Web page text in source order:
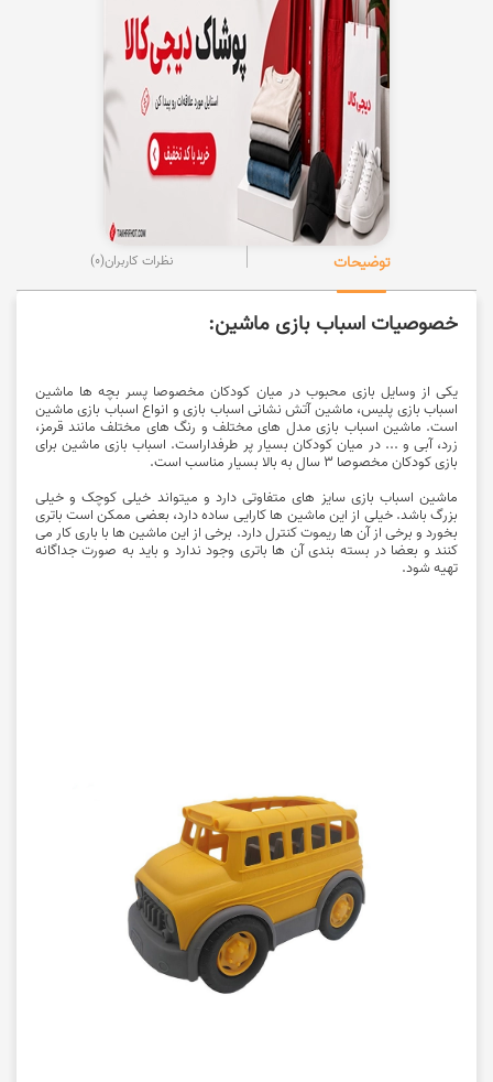
توضیحات نظرات کاربران(0)
خصوصیات اسباب بازی ماشین:
یکی از وسایل بازی محبوب در میان کودکان مخصوصا پسر بچه ها ماشین
اسباب بازی پلیس، ماشین آتش نشانی اسباب بازی و انواع اسباب بازی ماشین
است. ماشین اسباب بازی مدل های مختلف و رنگ های مختلف مانند قرمز،
زرد، آبی و ... در میان کودکان بسیار پر طرفداراست. اسباب بازی ماشین برای
بازی کودکان مخصوصا 3 سال به بالا بسیار مناسب است.
ماشین اسباب بازی سایز های متفاوتی دارد و میتواند خیلی کوچک و خیلی
بزرگ باشد. خیلی از این ماشین ها کارایی ساده دارد، بعضی ممکن است باتری
بخورد و برخی از آن ها ریموت کنترل دارد. برخی از این ماشین ها با باری کار می
کنند و بعضا در بسته بندی آن ها باتری وجود ندارد و باید به صورت جداگانه
تهیه شود.